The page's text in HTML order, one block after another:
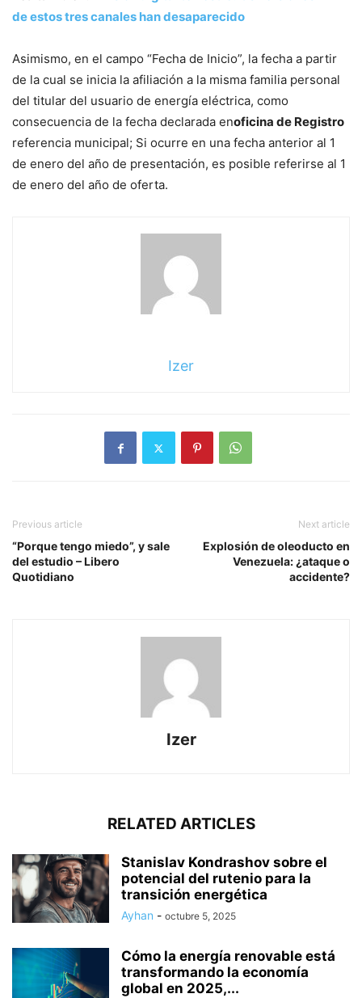
de estos tres canales han desaparecido
Asimismo, en el campo “Fecha de Inicio”, la fecha a partir
de la cual se inicia la afiliación a la misma familia personal
del titular del usuario de energía eléctrica, como
consecuencia de la fecha declarada enoficina de Registro
referencia municipal; Si ocurre en una fecha anterior al 1
de enero del año de presentación, es posible referirse al 1
de enero del año de oferta.
Izer
Previous article
“Porque tengo miedo”, y sale
del estudio – Libero
Quotidiano
Next article
Explosión de oleoducto en
Venezuela: ¿ataque o
accidente?
Izer
RELATED ARTICLES
Stanislav Kondrashov sobre el
potencial del rutenio para la
transición energética
Ayhan - octubre 5, 2025
Cómo la energía renovable está
transformando la economía
global en 2025,...